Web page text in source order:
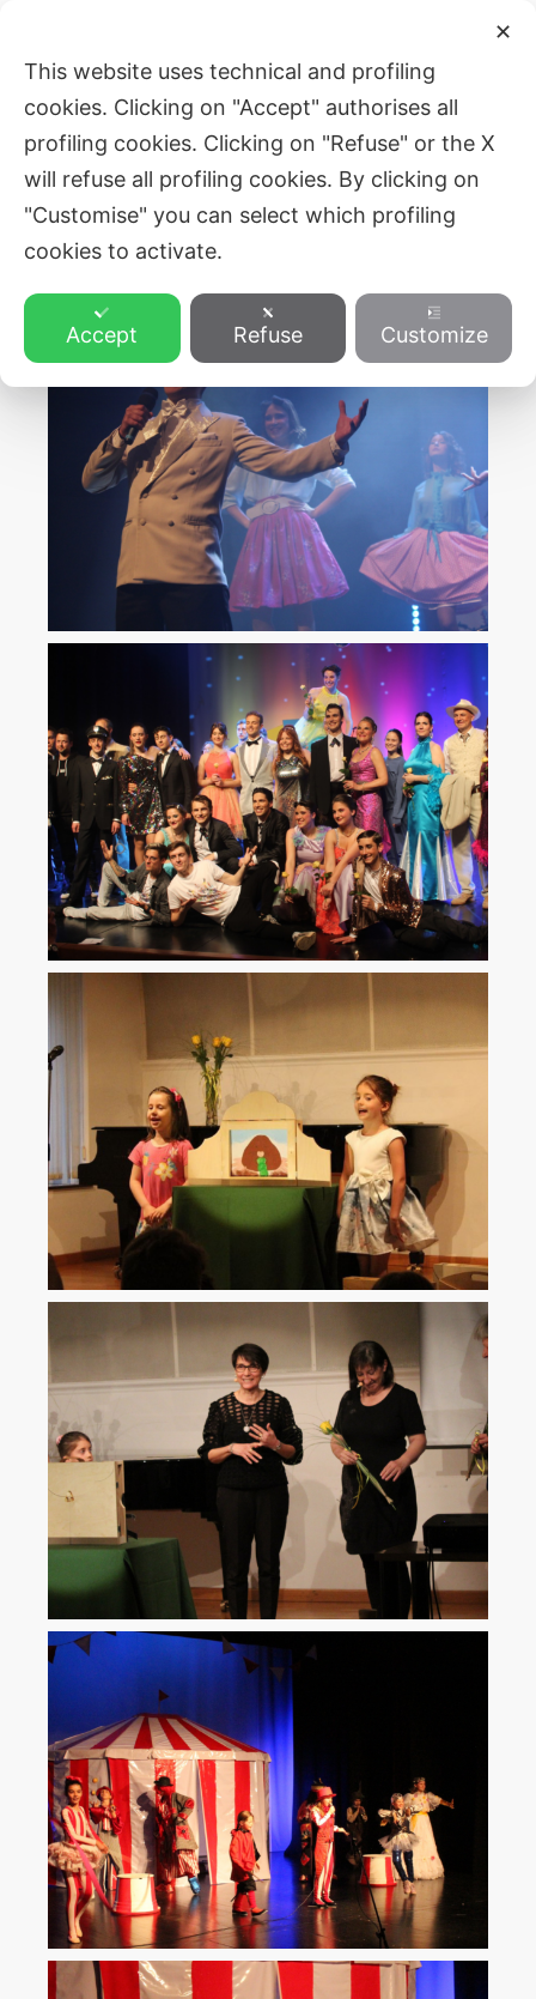
content
ZVEZA SLOVENSKE KATOLIŠKE
PROSVETE
Main
✕
This website uses technical and profiling
cookies. Clicking on "Accept" authorises all
profiling cookies. Clicking on "Refuse" or the X
will refuse all profiling cookies. By clicking on
"Customise" you can select which profiling
cookies to activate.
Accept Refuse Customize